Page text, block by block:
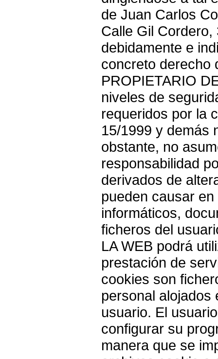
de Juan Carlos
Calle Gil
debidamente e
concreto derecho
PROPIETARIO
niveles de
requeridos por la
15/1999 y demás
obstante, no
responsabilidad
derivados de
pueden causar
informáticos,
ficheros del
LA WEB podrá
prestación de
cookies son
personal alojados
usuario. El
configurar su
manera que se